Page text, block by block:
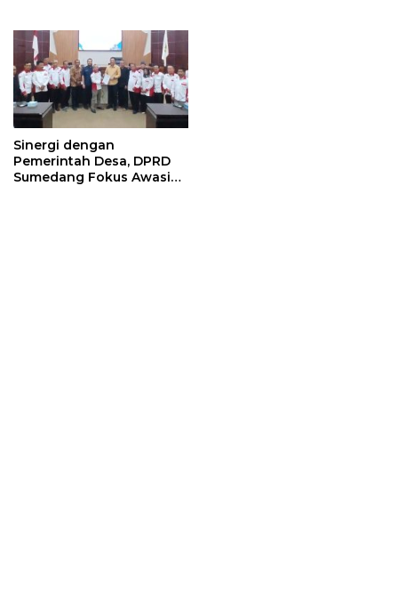
Sinergi dengan
Pemerintah Desa, DPRD
Sumedang Fokus Awasi